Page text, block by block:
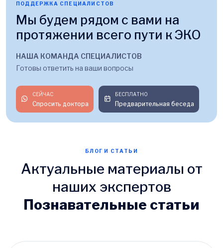
ПОДДЕРЖКА СПЕЦИАЛИСТОВ
Мы будем рядом с вами на
протяжении всего пути к ЭКО
НАША КОМАНДА СПЕЦИАЛИСТОВ
Готовы ответить на ваши вопросы
СЕЙЧАС
Спросить доктора
БЕСПЛАТНО
Предварительная беседа
БЛОГ И СТАТЬИ
Актуальные материалы от
наших экспертов
Познавательные статьи